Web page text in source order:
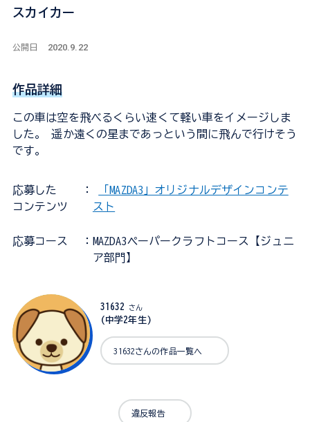
スカイカー
公開日 2020.9.22
作品詳細
この車は空を飛べるくらい速くて軽い車をイメージしま
した。 遥か遠くの星まであっという間に飛んで行けそう
です。
応募した
コンテンツ
：
「MAZDA3」オリジナルデザインコンテ
スト
応募コース
：MAZDA3ペーパークラフトコース【ジュニ
ア部門】
31632 さん
(中学2年生)
31632さんの作品一覧へ
違反報告